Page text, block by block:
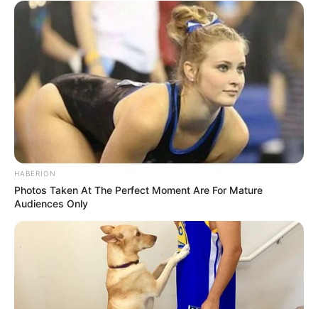
Stock Market Crash
HABERION
Photos Taken At The Perfect Moment Are For Mature
Audiences Only